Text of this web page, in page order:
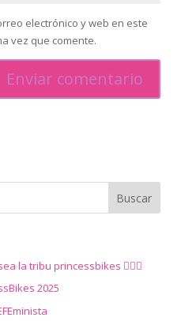
electrónico y web en este
vez que comente.
la tribu princessbikes 🚴‍♀️✨
2025